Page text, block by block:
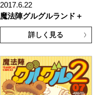
2017.6.22
魔法陣グルグルランド＋
詳しく見る